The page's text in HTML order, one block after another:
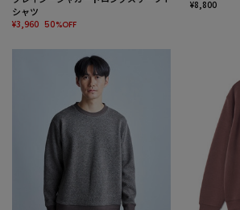
シャツ
¥3,960 50%OFF
¥8,800